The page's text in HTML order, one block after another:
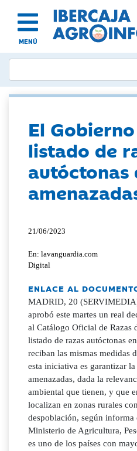
MENÚ
El
listado de
autóctonas
21/06/2023
En: lavanguardia.com
Digital
ENLACE AL
MADRID, 20
aprobó este martes un real
al Catálogo Oficial de Razas
listado de razas autóctonas
reciban las mismas medidas
esta iniciativa es garantizar
amenazadas, dada la
ambiental que tienen, y que
localizan en zonas rurales
despoblación, según
Ministerio de Agricultura,
es uno de los países con